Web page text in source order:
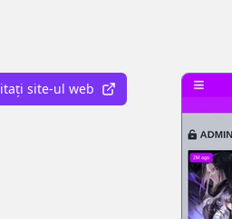
site-ul web